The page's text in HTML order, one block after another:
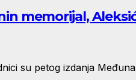
memorijal,
su petog izdanja